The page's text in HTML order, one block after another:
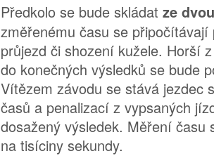
Předkolo se bude skládat ze
změřenému času se připočítávají
průjezd či shození kužele. Horší
do konečných výsledků se bude
Vítězem závodu se stává jezdec
časů a penalizací z vypsaných
dosažený výsledek. Měření času
na tisíciny sekundy.